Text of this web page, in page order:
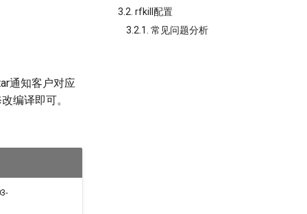
3.2. rfkill配置
3.2.1. 常见问题分析
通知客户对应
编译即可。